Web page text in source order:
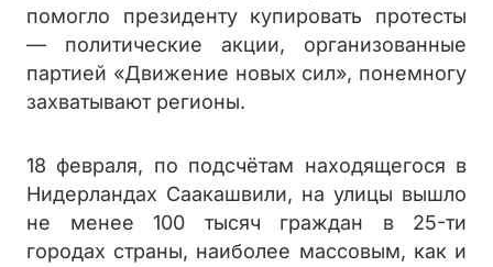
помогло президенту купировать протесты
— политические акции, организованные
партией «Движение новых сил», понемногу
захватывают регионы.
18 февраля, по подсчётам находящегося в
Нидерландах Саакашвили, на улицы вышло
не менее 100 тысяч граждан в 25-ти
городах страны, наиболее массовым, как и